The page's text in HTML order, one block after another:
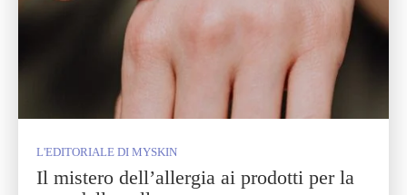
L'EDITORIALE DI MYSKIN
Il mistero dell’allergia ai prodotti per la